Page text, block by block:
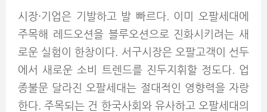
시장·기업은 기발하고 발 빠르다. 이미 오팔세대에
주목해 레드오션을 블루오션으로 진화시키려는 새
로운 실험이 한창이다. 서구시장은 오팔고객이 선두
에서 새로운 소비 트렌드를 진두지휘할 정도다. 업
종불문 달라진 오팔세대는 절대적인 영향력을 자랑
한다. 주목되는 건 한국사회와 유사하고 오팔세대의